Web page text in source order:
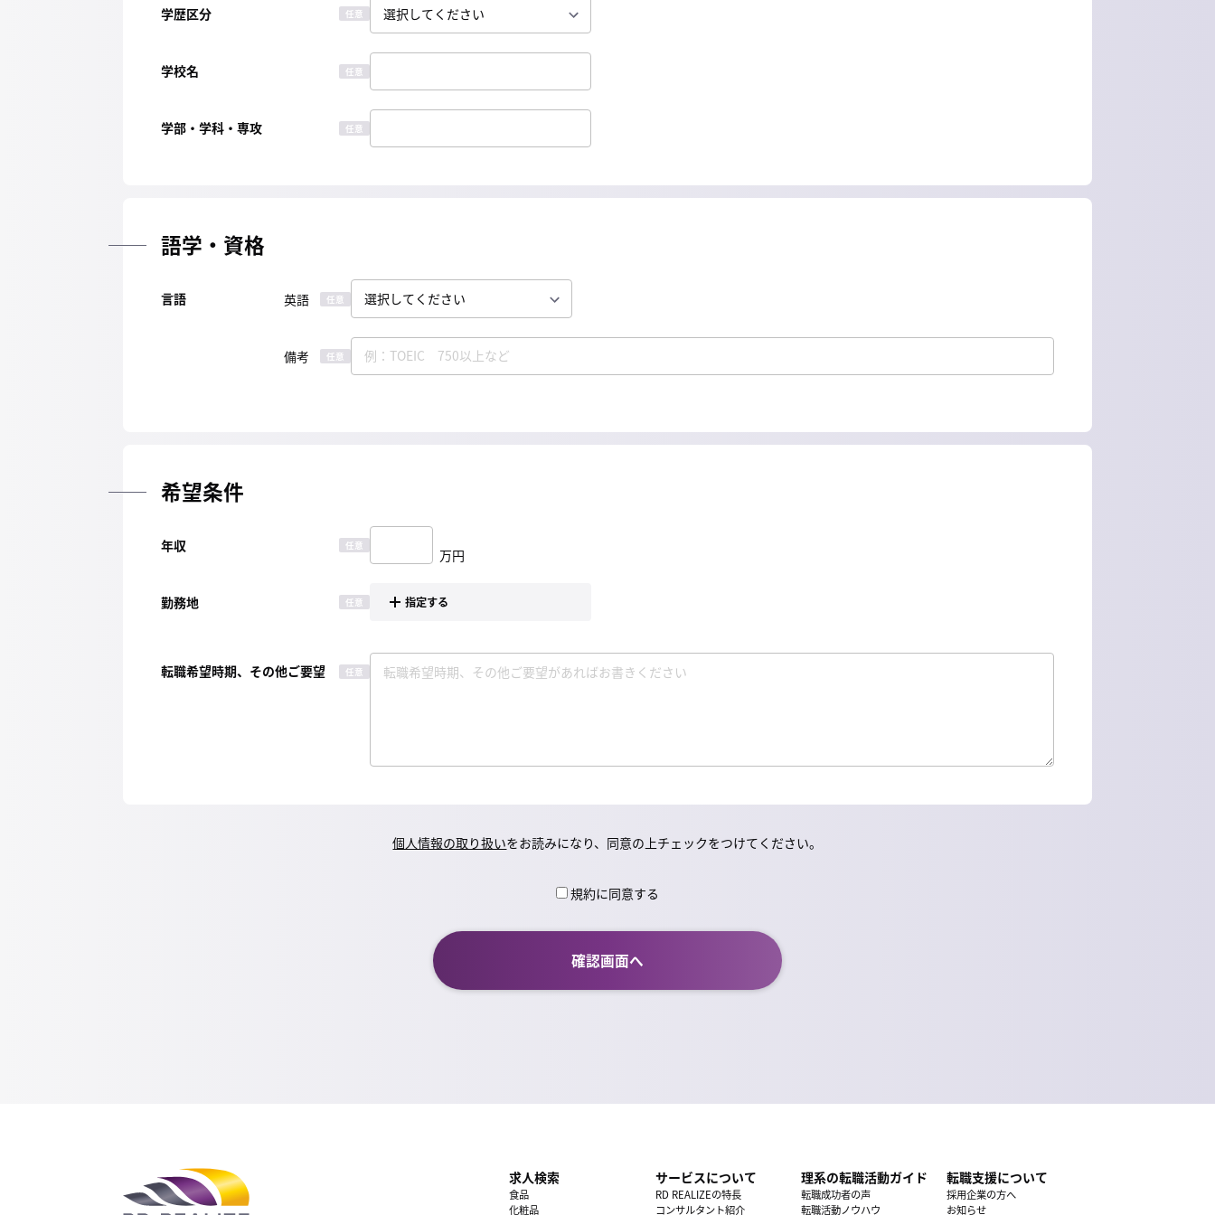
学歴区分 任意
学校名 任意
学部・学科・専攻 任意
語学・資格
言語 英語 任意
備考 任意
希望条件
年収 任意
万円
勤務地 任意 指定する
転職希望時期、その他ご要望 任意
個人情報の取り扱いをお読みになり、同意の上チェックをつけてください。
規約に同意する
求人検索
食品
化粧品
サービスについて
RD REALIZEの特長
コンサルタント紹介
理系の転職活動ガイド
転職成功者の声
転職活動ノウハウ
転職支援について
採用企業の方へ
お知らせ